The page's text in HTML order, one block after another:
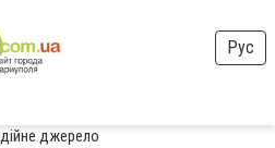
Рус
джерело